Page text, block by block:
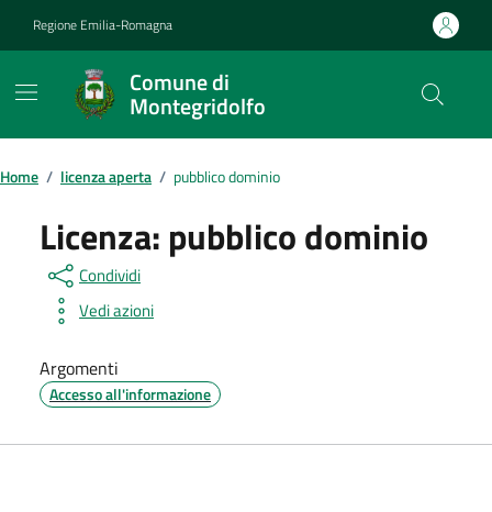
Regione Emilia-Romagna
Comune di
Montegridolfo
Contenuti in evidenza
Home / licenza aperta / pubblico dominio
Licenza: pubblico dominio
Condividi
Vedi azioni
Argomenti
Accesso all'informazione